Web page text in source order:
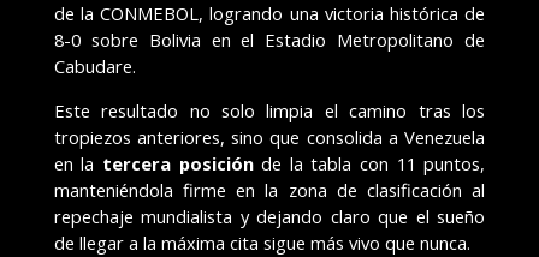
de la CONMEBOL, logrando una victoria histórica de
8-0 sobre Bolivia en el Estadio Metropolitano de
Cabudare.
Este resultado no solo limpia el camino tras los
tropiezos anteriores, sino que consolida a Venezuela
en la tercera posiciónde la tabla con 11 puntos,
manteniéndola firme en la zona de clasificación al
repechaje mundialista y dejando claro que el sueño
de llegar a la máxima cita sigue más vivo que nunca.